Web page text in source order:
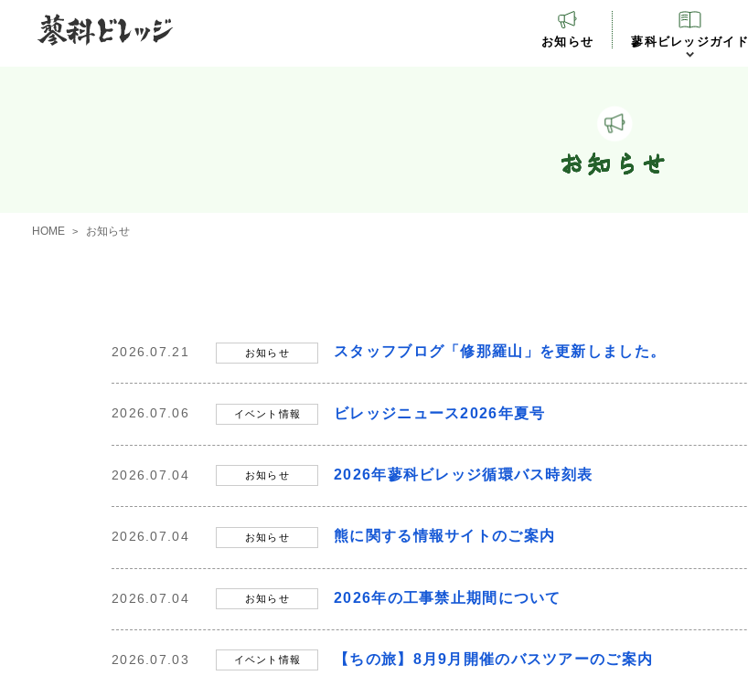
お知らせ 蓼科ビレッジガイド
お知らせ
HOME お知らせ
2026.07.21 お知らせ スタッフブログ「修那羅山」を更新しました。
2026.07.06 イベント情報 ビレッジニュース2026年夏号
2026.07.04 お知らせ 2026年蓼科ビレッジ循環バス時刻表
2026.07.04 お知らせ 熊に関する情報サイトのご案内
2026.07.04 お知らせ 2026年の工事禁止期間について
2026.07.03 イベント情報 【ちの旅】8月9月開催のバスツアーのご案内